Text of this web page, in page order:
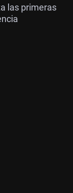
las primeras